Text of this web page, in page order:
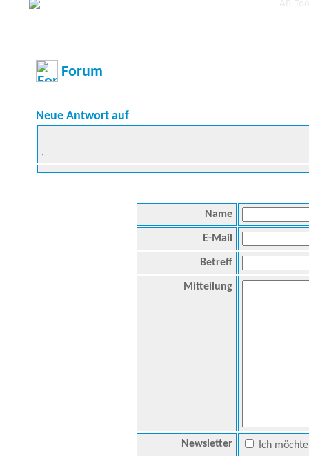
Forum
Neue Antwort auf
,
Name
E-Mail
Betreff
Mitteilung
Newsletter Ich